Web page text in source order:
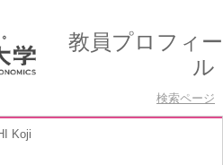
教員プロフィー
ル
検索ページ
Koji